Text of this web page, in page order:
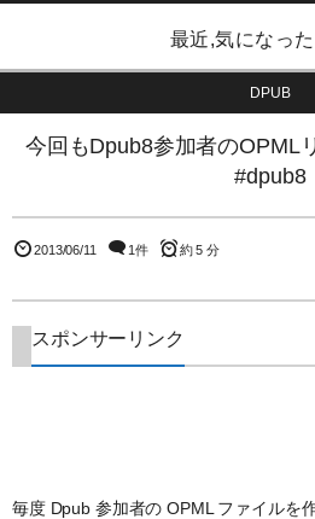
最近,気になっ
DPUB
今回もDpub8参加者のOPML
#dpub8
2013/06/11 1件 約 5 分
スポンサーリンク
毎度 Dpub 参加者の OPML ファイルを